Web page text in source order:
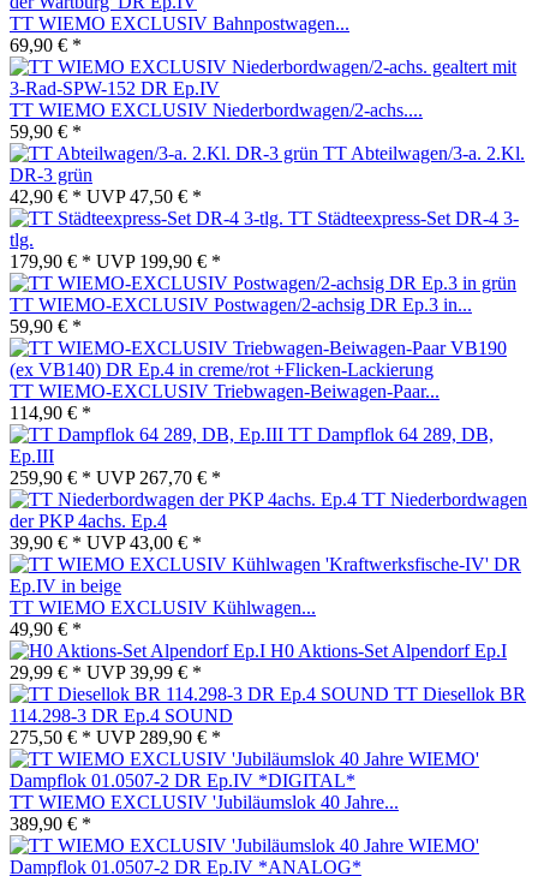
TT WIEMO EXCLUSIV Bahnpostwagen...
69,90 € *
TT WIEMO EXCLUSIV Niederbordwagen/2-achs....
59,90 € *
TT Abteilwagen/3-a. 2.Kl.
DR-3 grün
42,90 € * UVP47,50 € *
TT Städteexpress-Set DR-4 3-
tlg.
179,90 € * UVP 199,90 € *
TT WIEMO-EXCLUSIV Postwagen/2-achsig DR Ep.3 in...
59,90 € *
TT WIEMO-EXCLUSIV Triebwagen-Beiwagen-Paar...
114,90 € *
TT Dampflok 64 289, DB,
Ep.III
259,90 € * UVP 267,70 € *
TT Niederbordwagen
der PKP 4achs. Ep.4
39,90 € * UVP43,00 € *
TT WIEMO EXCLUSIV Kühlwagen...
49,90 € *
H0 Aktions-Set Alpendorf Ep.I
29,99 € * UVP39,99 € *
TT Diesellok BR
114.298-3 DR Ep.4 SOUND
275,50 € * UVP 289,90 € *
TT WIEMO EXCLUSIV 'Jubiläumslok 40 Jahre...
389,90 € *